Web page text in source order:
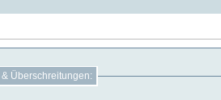
Überschreitungen: